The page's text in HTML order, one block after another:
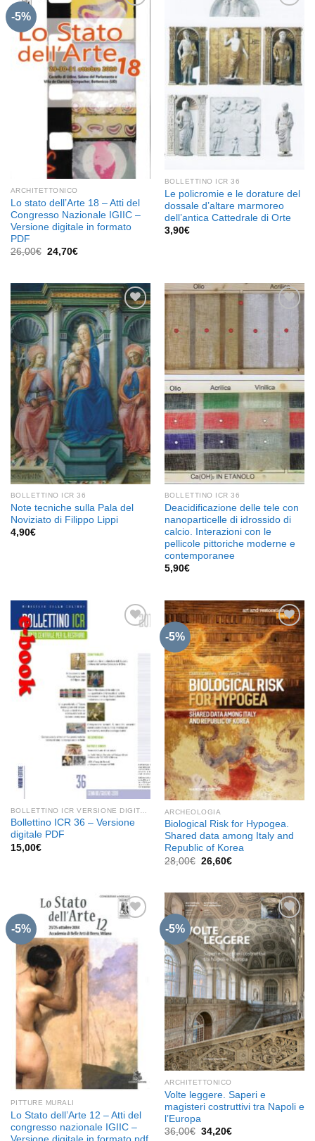
-5%
Aggiungi
alla lista
dei
desideri
ARCHITETTONICO
Lo stato dell’Arte 18 – Atti del
Congresso Nazionale IGIIC –
Versione digitale in formato
PDF
26,00€ Il
26,00€.
24,70€Il
24,70€.
Aggiungi
alla lista
dei
desideri
BOLLETTINO ICR 36
Le policromie e le dorature del
dossale d’altare marmoreo
dell’antica Cattedrale di Orte
3,90€
Aggiungi
alla lista
dei
desideri
BOLLETTINO ICR 36
Note tecniche sulla Pala del
Noviziato di Filippo Lippi
4,90€
dei
desideri
BOLLETTINO ICR 36
Deacidificazione delle tele con
nanoparticelle di idrossido di
calcio. Interazioni con le
pellicole pittoriche moderne e
contemporanee
5,90€
Aggiungi
desideri
BOLLETTINO ICR VERSIONE DIGITALE
Bollettino ICR 36 – Versione
digitale PDF
15,00€
-5%
Aggiungi
alla lista
dei
desideri
ARCHEOLOGIA
Biological Risk for Hypogea.
Shared data among Italy and
Republic of Korea
28,00€ Il
prezzo
28,00€.
26,60€Il
26,60€.
-5%
Aggiungi
alla lista
dei
PITTURE MURALI
Lo Stato dell’Arte 12 – Atti del
congresso nazionale IGIIC –
-5%
Aggiungi
alla lista
dei
desideri
ARCHITETTONICO
Volte leggere. Saperi e
magisteri costruttivi tra Napoli e
l’Europa
36,00€ Il
34,20€Il